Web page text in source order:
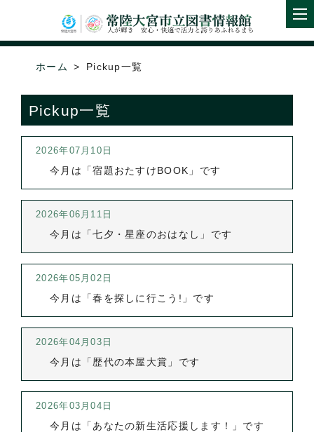
ホーム Pickup一覧
Pickup一覧
2026年07月10日
今月は「宿題おたすけBOOK」です
2026年06月11日
今月は「七夕・星座のおはなし」です
2026年05月02日
今月は「春を探しに行こう!」です
2026年04月03日
今月は「歴代の本屋大賞」です
2026年03月04日
今月は「あなたの新生活応援します！」です